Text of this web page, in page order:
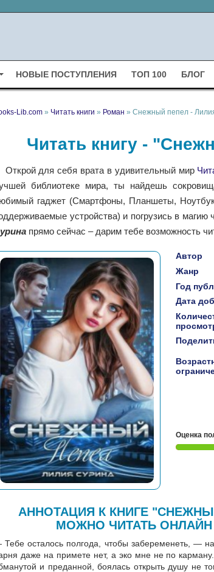
НОВЫЕ ПОСТУПЛЕНИЯ ТОП 100 БЛОГ
Lib.com » Читать книги » Роман » Снежный пепел -
Читать книгу -
Открой для себя врата в удивительный мир
библиотеке мира, ты найдешь
гаджет (Смартфоны, Планшеты,
устройства) и погрузись в магию
прямо сейчас – дарим тебе возможность
Автор
Жанр
Год
Дата
Оценка
АННОТАЦИЯ К КНИГЕ
МОЖНО ЧИТАТЬ ОНЛАЙН
осталось полгода, чтобы забеременеть, —
даже на примете нет, а эко мне не по
и преданной, боялась открыть душу не